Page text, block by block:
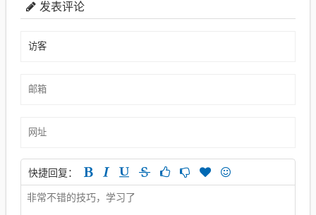
发表评论
快捷回复：